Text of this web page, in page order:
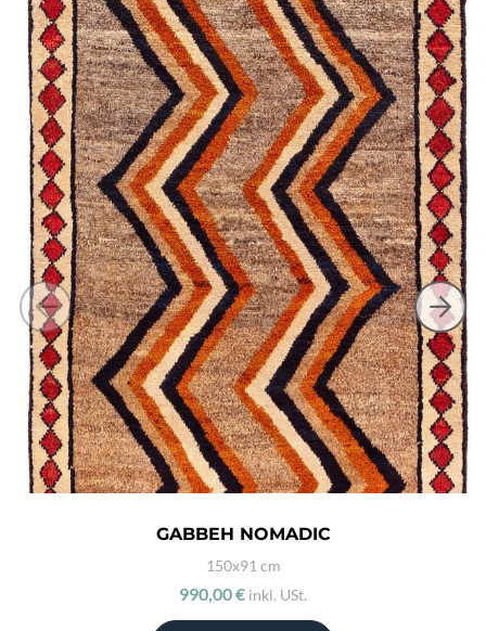
GABBEH NOMADIC
150x91 cm
990,00 € inkl. USt.